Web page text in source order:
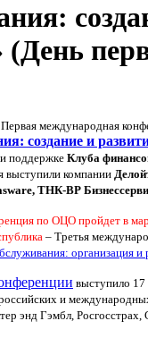
(День
международная
создание и
поддержке Клуба
выступили компании
, ТНК-ВР
по ОЦО пройдет в
– Третья
организация и
выступило 17
и
энд Гэмбл, Росгосстрах,